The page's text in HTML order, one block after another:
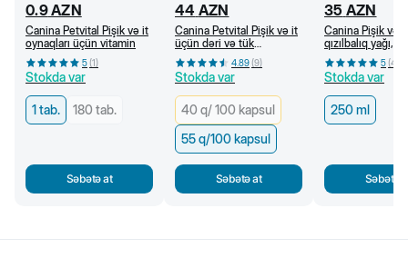
0.9AZN
Canina Petvital Pişik və it
oynaqları üçün vitamin
5(1)
Stokda var
1 tab. 180 tab.
Səbətə at
44 AZN
Canina Petvital Pişik və it
üçün dəri və tük
problemlərində kapsul,
55 q/ 100 kapsul
4.89(9)
Stokda var
40 q/ 100 kapsul
55 q/100 kapsul
Səbətə at
35 AZN
Canina Pişik və
qızılbalıq yağı,
5(4
Stokda var
250 ml
Səbətə